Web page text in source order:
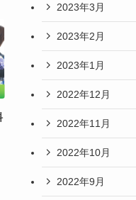
2023年3月
2023年2月
2023年1月
2022年12月
2022年11月
2022年10月
2022年9月